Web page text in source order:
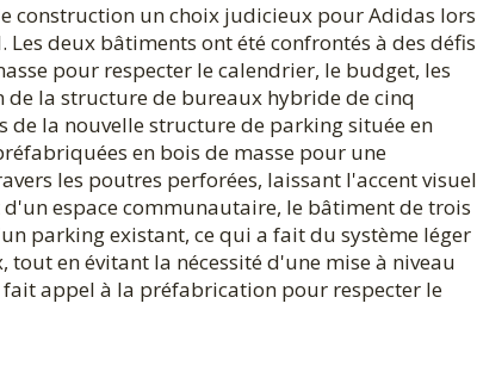
construction un choix judicieux pour Adidas lors
deux bâtiments ont été confrontés à des défis
pour respecter le calendrier, le budget, les
de la structure de bureaux hybride de cinq
de la nouvelle structure de parking située en
en bois de masse pour une
les poutres perforées, laissant l'accent visuel
espace communautaire, le bâtiment de trois
parking existant, ce qui a fait du système léger
en évitant la nécessité d'une mise à niveau
appel à la préfabrication pour respecter le